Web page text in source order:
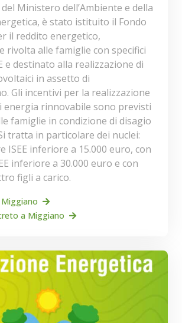
Ministero dell’Ambiente e della
è stato istituito il Fondo
il reddito energetico,
rivolta alle famiglie con specifici
e destinato alla realizzazione di
in assetto di
Gli incentivi per la realizzazione
energia rinnovabile sono previsti
famiglie in condizione di disagio
tratta in particolare dei nuclei:
ISEE inferiore a 15.000 euro, con
inferiore a 30.000 euro e con
figli a carico.
a Miggiano